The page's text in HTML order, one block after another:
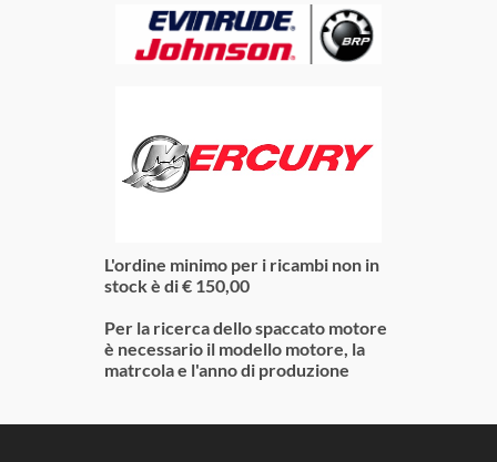
L'ordine minimo per i ricambi non in
stock è di € 150,00
Per la ricerca dello spaccato motore
è necessario il modello motore, la
matrcola e l'anno di produzione